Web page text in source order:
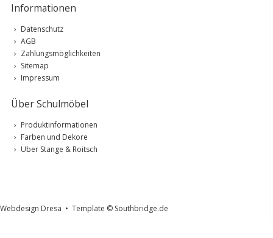
Informationen
Datenschutz
AGB
Zahlungsmöglichkeiten
Sitemap
Impressum
Über Schulmöbel
Produktinformationen
Farben und Dekore
Über Stange & Roitsch
Webdesign Dresa • Template © Southbridge.de